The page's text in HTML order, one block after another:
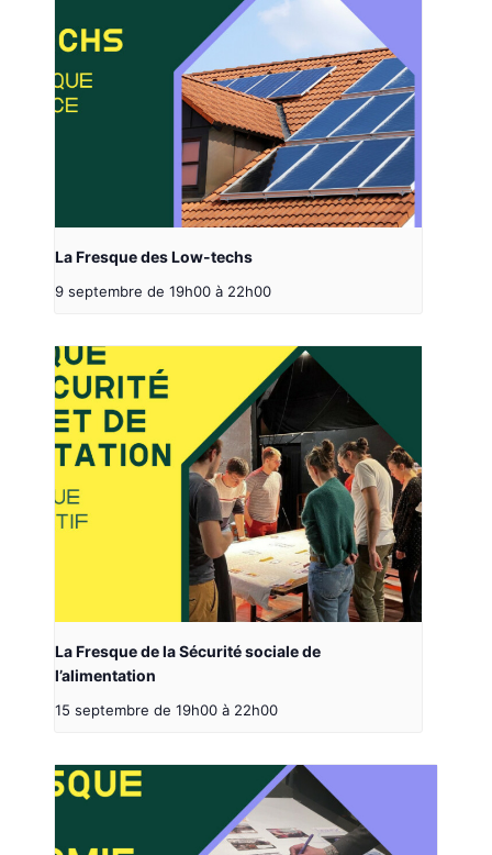
La Fresque des Low-techs
9 septembre de 19h00 à 22h00
La Fresque de la Sécurité sociale de
l’alimentation
15 septembre de 19h00 à 22h00